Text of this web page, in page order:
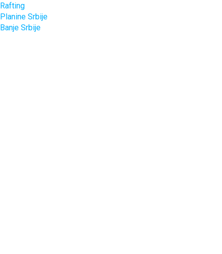
Rafting
Planine Srbije
Banje Srbije